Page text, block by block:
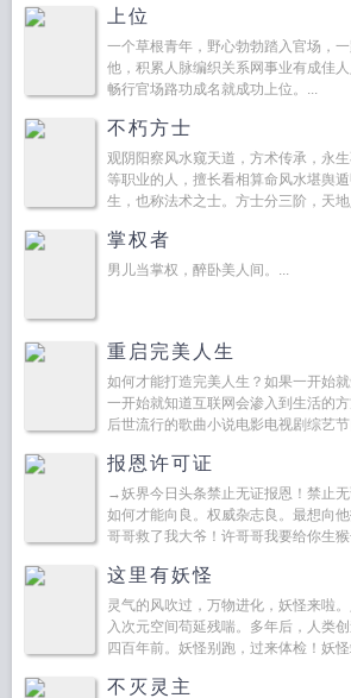
上位
一个草根青年，野心勃勃踏入官场，
他，积累人脉编织关系网事业有成佳
畅行官场路功成名就成功上位。...
不朽方士
观阴阳察风水窥天道，方术传承，永
等职业的人，擅长看相算命风水堪舆
生，也称法术之士。方士分三阶，天
掌权者
男儿当掌权，醉卧美人间。...
重启完美人生
如何才能打造完美人生？如果一开始
一开始就知道互联网会渗入到生活的
后世流行的歌曲小说电影电视剧综艺
报恩许可证
→妖界今日头条禁止无证报恩！禁止无
如何才能向良。权威杂志良。最想向
哥哥救了我大爷！许哥哥我要给你生
这里有妖怪
灵气的风吹过，万物进化，妖怪来啦
入次元空间苟延残喘。多年后，人类
四百年前。妖怪别跑，过来体检！妖
不灭灵主